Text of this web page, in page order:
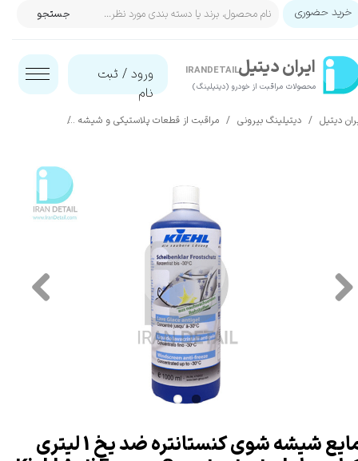
ایران‌ دیتیل
محصولات مراقبت از خودرو (دیتیلینگ)​​​​​​​
IRANDETAIL ورود / ثبت
نام
حساب کاربری من
تغییر گذر واژه
جستجو خرید حضوری
دیتیل دیتیلینگ بیرونی مراقبت از قطعات پلاستیکی و شیشه
مایع شیشه شوی کنستانتره ضد یخ 1 لیتری